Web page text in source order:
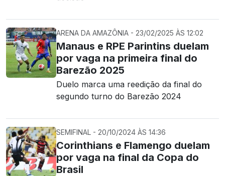
ARENA DA AMAZÔNIA - 23/02/2025 ÀS 12:02
Manaus e RPE Parintins duelam
por vaga na primeira final do
Barezão 2025
Duelo marca uma reedição da final do
segundo turno do Barezão 2024
SEMIFINAL - 20/10/2024 ÀS 14:36
Corinthians e Flamengo duelam
por vaga na final da Copa do
Brasil